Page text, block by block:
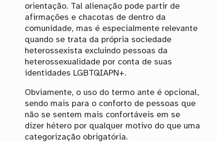
orientação. Tal alienação pode partir de
afirmações e chacotas de dentro da
comunidade, mas é especialmente relevante
quando se trata da própria sociedade
heterossexista excluindo pessoas da
heterossexualidade por conta de suas
identidades LGBTQIAPN+.
Obviamente, o uso do termo ante é opcional,
sendo mais para o conforto de pessoas que
não se sentem mais confortáveis em se
dizer hétero por qualquer motivo do que uma
categorização obrigatória.